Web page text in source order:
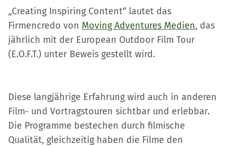
„Creating Inspiring Content“ lautet das
Firmencredo von Moving Adventures Medien, das
jährlich mit der European Outdoor Film Tour
(E.O.F.T.) unter Beweis gestellt wird.
Diese langjährige Erfahrung wird auch in anderen
Film- und Vortragstouren sichtbar und erlebbar.
Die Programme bestechen durch filmische
Qualität, gleichzeitig haben die Filme den